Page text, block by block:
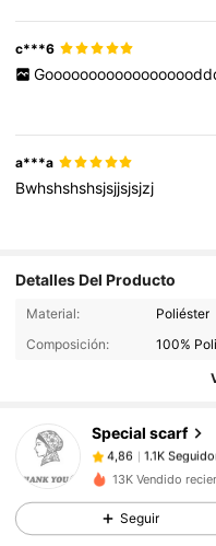
c***6
a***a
Bwhshshshsjsjjsjsjzj
Detalles Del Producto
Material:
Poliéster
Composición:
100%
Special scarf
1.1K
4,86 1.1K
1.1K
4,86 1.1K
4,86 1.1K
13K Vendido
Seguir